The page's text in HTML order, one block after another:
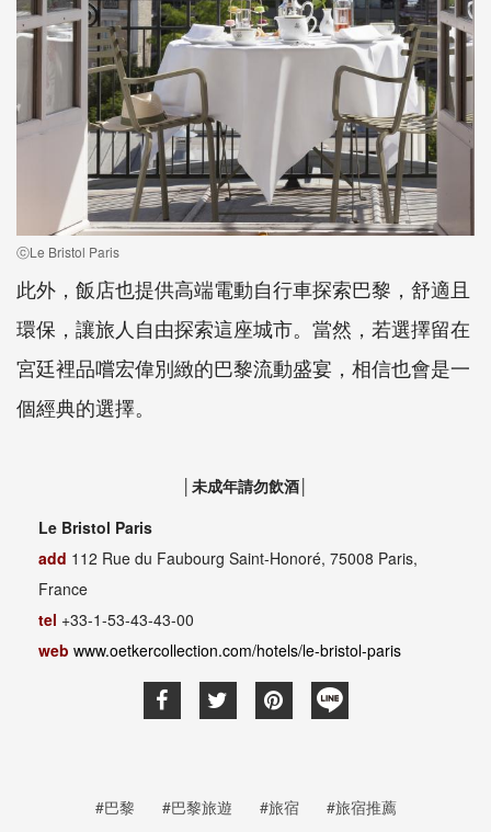
ⓒLe Bristol Paris
此外，飯店也提供高端電動自行車探索巴黎，舒適且
環保，讓旅人自由探索這座城市。當然，若選擇留在
宮廷裡品嚐宏偉別緻的巴黎流動盛宴，相信也會是一
個經典的選擇。
│未成年請勿飲酒│
Le Bristol Paris
add 112 Rue du Faubourg Saint-Honoré, 75008 Paris,
France
tel +33-1-53-43-43-00
web www.oetkercollection.com/hotels/le-bristol-paris
#巴黎 #巴黎旅遊 #旅宿 #旅宿推薦